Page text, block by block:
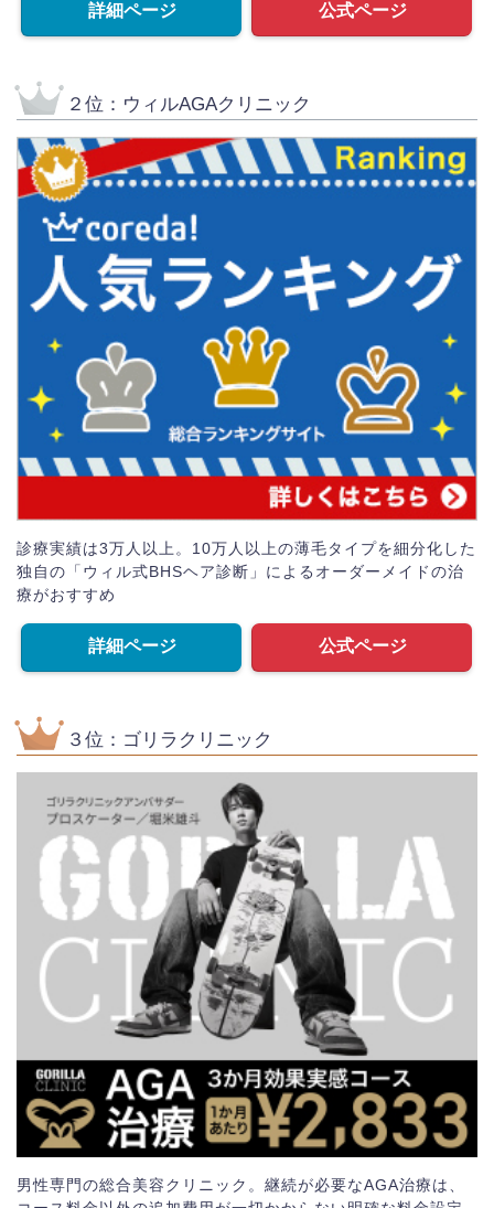
詳細ページ 公式ページ
２位：ウィルAGAクリニック
診療実績は3万人以上。10万人以上の薄毛タイプを細分化した
独自の「ウィル式BHSヘア診断」によるオーダーメイドの治
療がおすすめ
詳細ページ 公式ページ
３位：ゴリラクリニック
男性専門の総合美容クリニック。継続が必要なAGA治療は、